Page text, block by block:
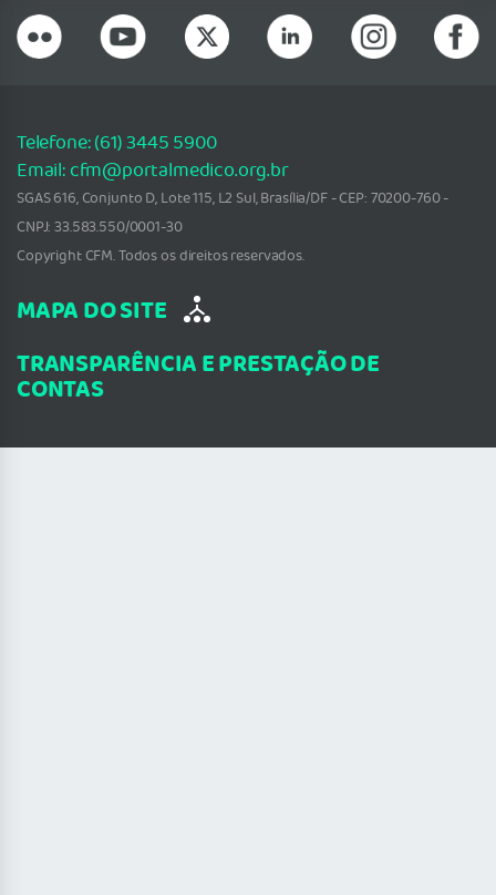
Telefone: (61) 3445 5900
Email: cfm@portalmedico.org.br
SGAS 616, Conjunto D, Lote 115, L2 Sul, Brasília/DF - CEP: 70200-760 -
CNPJ: 33.583.550/0001-30
Copyright CFM. Todos os direitos reservados.
MAPA DO SITE
TRANSPARÊNCIA E PRESTAÇÃO DE
CONTAS